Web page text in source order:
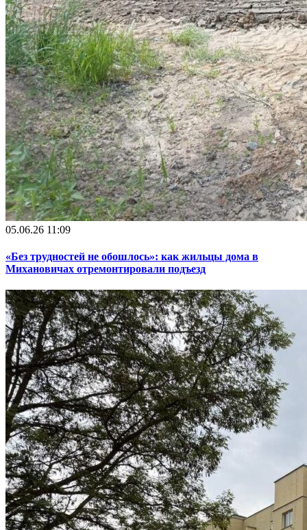
05.06.26 11:09
«Без трудностей не обошлось»: как жильцы дома в
Михановичах отремонтировали подъезд